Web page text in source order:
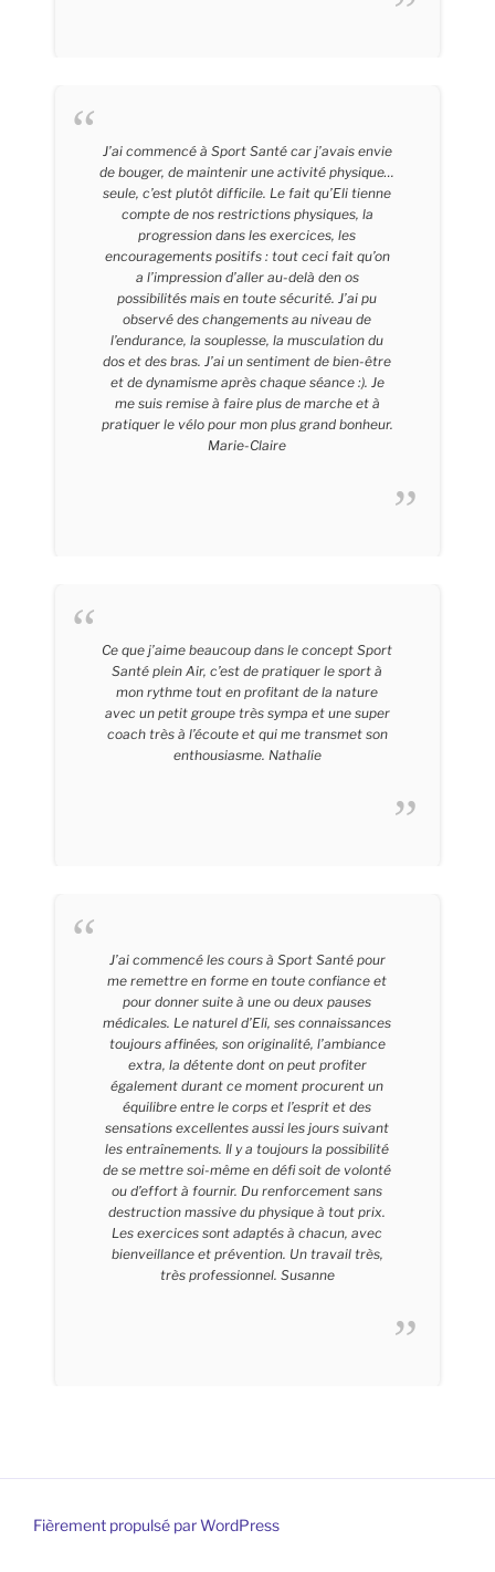
J’ai commencé à Sport Santé car j’avais envie
de bouger, de maintenir une activité physique…
seule, c’est plutôt difficile. Le fait qu’Eli tienne
compte de nos restrictions physiques, la
progression dans les exercices, les
encouragements positifs : tout ceci fait qu’on
a l’impression d’aller au-delà den os
possibilités mais en toute sécurité. J’ai pu
observé des changements au niveau de
l’endurance, la souplesse, la musculation du
dos et des bras. J’ai un sentiment de bien-être
et de dynamisme après chaque séance :). Je
me suis remise à faire plus de marche et à
pratiquer le vélo pour mon plus grand bonheur.
Marie-Claire
Ce que j’aime beaucoup dans le concept Sport
Santé plein Air, c’est de pratiquer le sport à
mon rythme tout en profitant de la nature
avec un petit groupe très sympa et une super
coach très à l’écoute et qui me transmet son
enthousiasme. Nathalie
J’ai commencé les cours à Sport Santé pour
me remettre en forme en toute confiance et
pour donner suite à une ou deux pauses
médicales. Le naturel d’Eli, ses connaissances
toujours affinées, son originalité, l’ambiance
extra, la détente dont on peut profiter
également durant ce moment procurent un
équilibre entre le corps et l’esprit et des
sensations excellentes aussi les jours suivant
les entraînements. Il y a toujours la possibilité
de se mettre soi-même en défi soit de volonté
ou d’effort à fournir. Du renforcement sans
destruction massive du physique à tout prix.
Les exercices sont adaptés à chacun, avec
bienveillance et prévention. Un travail très,
très professionnel. Susanne
Fièrement propulsé par WordPress